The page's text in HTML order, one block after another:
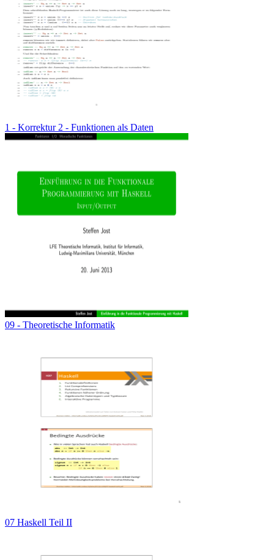
1 - Korrektur 2 - Funktionen als Daten
09 - Theoretische Informatik
07 Haskell Teil II